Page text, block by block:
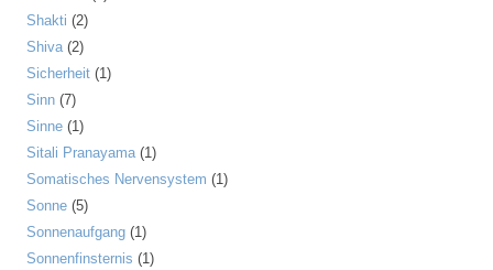
Shakti (2)
Shiva(2)
Sicherheit (1)
Sinn (7)
Sinne (1)
Sitali Pranayama(1)
Somatisches Nervensystem (1)
Sonne (5)
Sonnenaufgang (1)
Sonnenfinsternis (1)